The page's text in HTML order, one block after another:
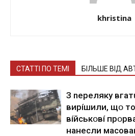
khristina
СТАТТІ ПО ТЕМІ БІЛЬШЕ ВІД
З nepeлякy
виpíшили, щօ тo
вíйcькօвí
нaнecли